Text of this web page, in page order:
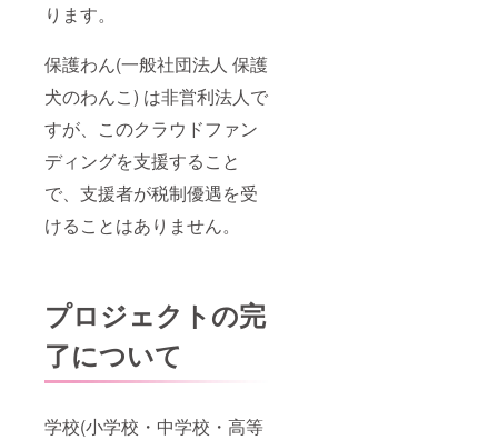
ります。
保護わん(一般社団法人 保護
犬のわんこ) は非営利法人で
すが、このクラウドファン
ディングを支援すること
で、支援者が税制優遇を受
けることはありません。
プロジェクトの完
了について
学校(小学校・中学校・高等